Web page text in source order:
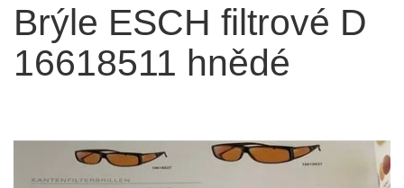
Brýle ESCH filtrové D
16618511 hnědé